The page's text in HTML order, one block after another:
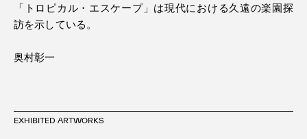
「トロピカル・エスケープ」は現代における久遠の楽園探
訪を示している。
奥村彰一
EXHIBITED ARTWORKS